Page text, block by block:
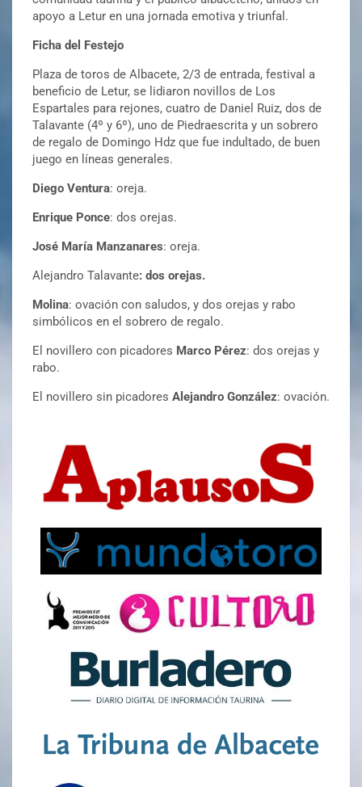
apoyo a Letur en una jornada emotiva y triunfal.
Ficha del Festejo
Plaza de toros de Albacete, 2/3 de entrada, festival a
beneficio de Letur, se lidiaron novillos de Los
Espartales para rejones, cuatro de Daniel Ruiz, dos de
Talavante (4º y 6º), uno de Piedraescrita y un sobrero
de regalo de Domingo Hdz que fue indultado, de buen
juego en líneas generales.
Diego Ventura: oreja.
Enrique Ponce: dos orejas.
José María Manzanares: oreja.
Alejandro Talavante: dos orejas.
Molina: ovación con saludos, y dos orejas y rabo
simbólicos en el sobrero de regalo.
El novillero con picadores Marco Pérez: dos orejas y
rabo.
El novillero sin picadores Alejandro González: ovación.